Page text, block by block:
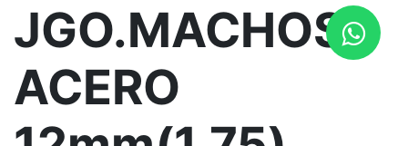
JGO.MACHOS
ACERO